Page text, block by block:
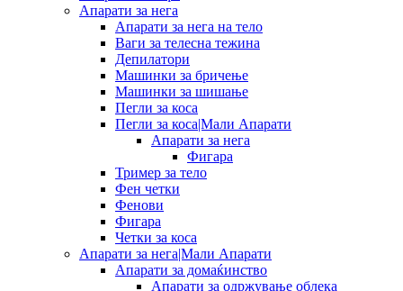
Апарати за нега
Апарати за нега на тело
Ваги за телесна тежина
Депилатори
Машинки за бричење
Машинки за шишање
Пегли за коса
Пегли за коса|Мали Апарати
Апарати за нега
Фигара
Тример за тело
Фен четки
Фенови
Фигара
Четки за коса
Апарати за нега|Мали Апарати
Апарати за домаќинство
Апарати за одржување облека